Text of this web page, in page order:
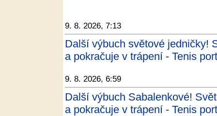
9. 8. 2026, 7:13
Další výbuch světové jedničky!
a pokračuje v trápení - Tenis
9. 8. 2026, 6:59
Další výbuch Sabalenkové!
a pokračuje v trápení - Tenis